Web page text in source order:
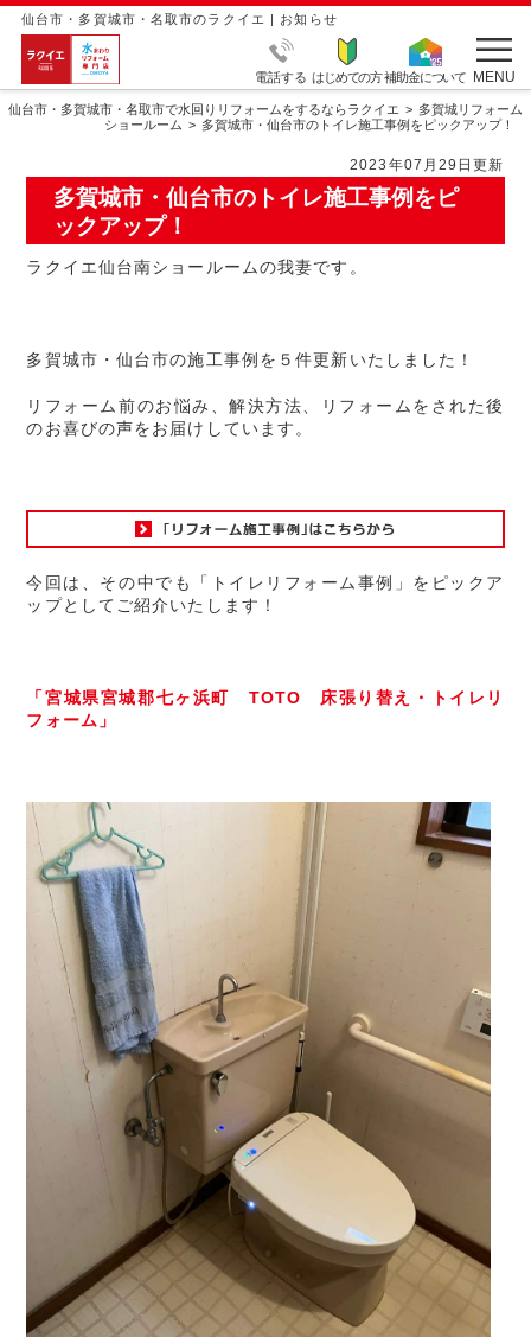
仙台市・多賀城市・名取市のラクイエ | お知らせ
電話する はじめての方補助金について MENU
仙台市・多賀城市・名取市で水回りリフォームをするならラクイエ
多賀城リフォーム
ショールーム
多賀城市・仙台市のトイレ施工事例をピックアップ！
2023年07月29日更新
多賀城市・仙台市のトイレ施工事例をピ
ックアップ！
ラクイエ仙台南ショールームの我妻です。
多賀城市・仙台市の施工事例を５件更新いたしました！
リフォーム前のお悩み、解決方法、リフォームをされた後
のお喜びの声をお届けしています。
今回は、その中でも「トイレリフォーム事例」をピックア
ップとしてご紹介いたします！
「宮城県宮城郡七ヶ浜町 TOTO 床張り替え・トイレリ
フォーム」